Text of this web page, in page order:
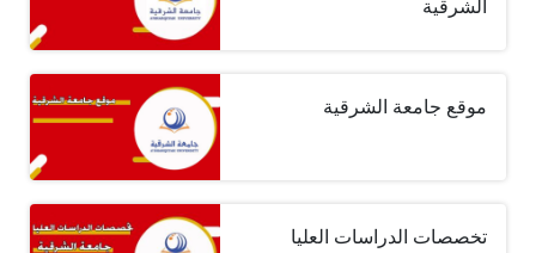
الشرقية
موقع جامعة الشرقية
تخصصات الدراسات العليا